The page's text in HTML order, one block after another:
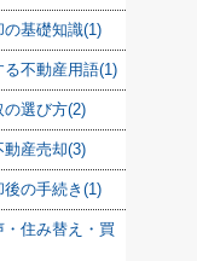
基礎知識(1)
る不動産用語(1)
選び方(2)
産売却(3)
の手続き(1)
・住み替え・買